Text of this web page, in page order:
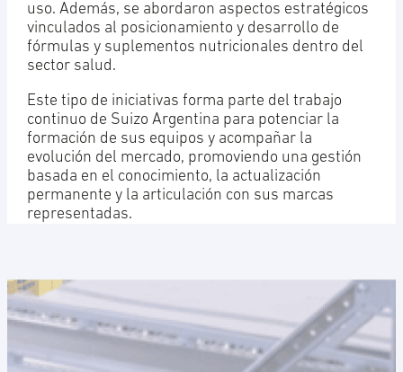
uso. Además, se abordaron aspectos estratégicos
vinculados al posicionamiento y desarrollo de
fórmulas y suplementos nutricionales dentro del
sector salud.
Este tipo de iniciativas forma parte del trabajo
continuo de Suizo Argentina para potenciar la
formación de sus equipos y acompañar la
evolución del mercado, promoviendo una gestión
basada en el conocimiento, la actualización
permanente y la articulación con sus marcas
representadas.